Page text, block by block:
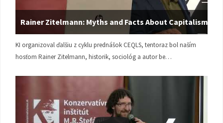
Rainer Zitelmann: Myths and Facts About Capitalism
KI organizoval ďalšiu z cyklu prednášok CEQLS, tentoraz bol naším
hosťom Rainer Zitelmann, historik, sociológ a autor be…